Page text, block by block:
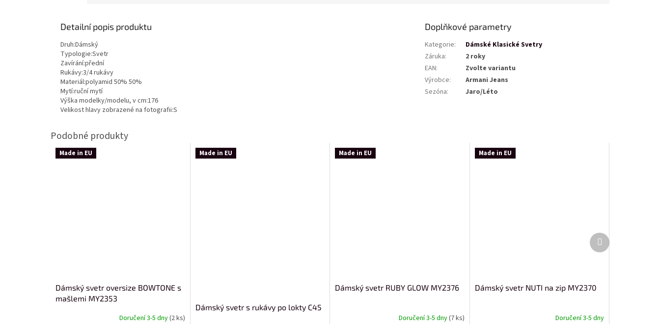
Detailní popis produktu
Druh:Dámský
Typologie:Svetr
Zavírání:přední
Rukávy:3/4 rukávy
Materiál:polyamid 50% 50%
Mytí:ruční mytí
Výška modelky/modelu, v cm:176
Velikost hlavy zobrazené na fotografii:S
Doplňkové parametry
Kategorie:
Dámské Klasické Svetry
Záruka:
2 roky
EAN:
Zvolte variantu
Výrobce:
Armani Jeans
Sezóna: Jaro/Léto
Made in EU
Dámský svetr oversize BOWTONE s
mašlemi MY2353
Doručení 3-5 dny(2 ks)
Made in EU
Dámský svetr s rukávy po lokty C45
Made in EU
Dámský svetr RUBY GLOW MY2376
Doručení 3-5 dny(7 ks)
Made in EU
Dámský svetr NUTI na zip MY2370
Doručení 3-5 dny
Další
produkt